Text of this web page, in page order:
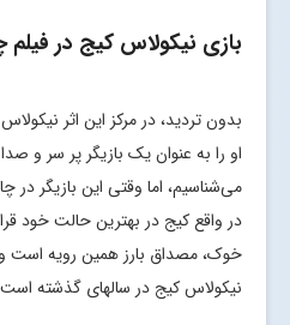
بازی نیکولاس کیج در
بدون تردید، در مرکز این اثر
او را به عنوان یک بازیگر پر سر و
می‌شناسیم، اما وقتی این بازیگر
در واقع کیج در بهترین حالت خود
خوک، مصداق بارز همین رویه است و
نیکولاس کیج در سالهای گذشته